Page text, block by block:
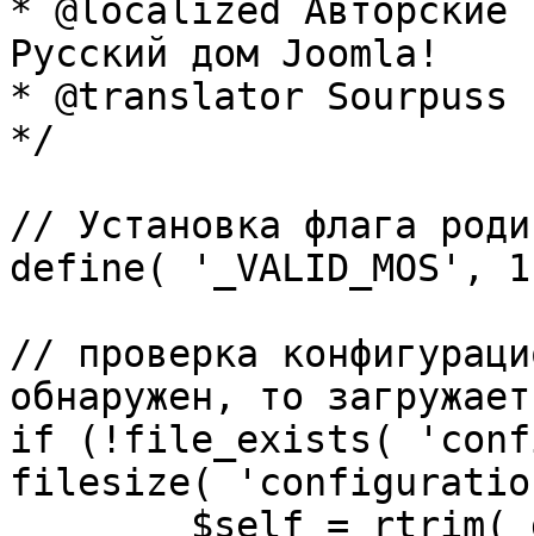
* @localized Авторские
Русский дом Joomla!
* @translator Sourpuss
*/
// Установка флага
define( '_VALID_MOS',
// проверка
обнаружен, то
if (!file_exists(
filesize(